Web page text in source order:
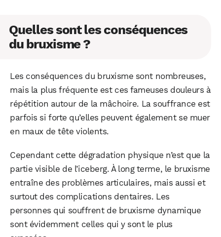
Quelles sont les conséquences
du bruxisme ?
Les conséquences du bruxisme sont nombreuses,
mais la plus fréquente est ces fameuses douleurs à
répétition autour de la mâchoire. La souffrance est
parfois si forte qu’elles peuvent également se muer
en maux de tête violents.
Cependant cette dégradation physique n’est que la
partie visible de l’iceberg. À long terme, le bruxisme
entraîne des problèmes articulaires, mais aussi et
surtout des complications dentaires. Les
personnes qui souffrent de bruxisme dynamique
sont évidemment celles qui y sont le plus
Facebook LinkedIn